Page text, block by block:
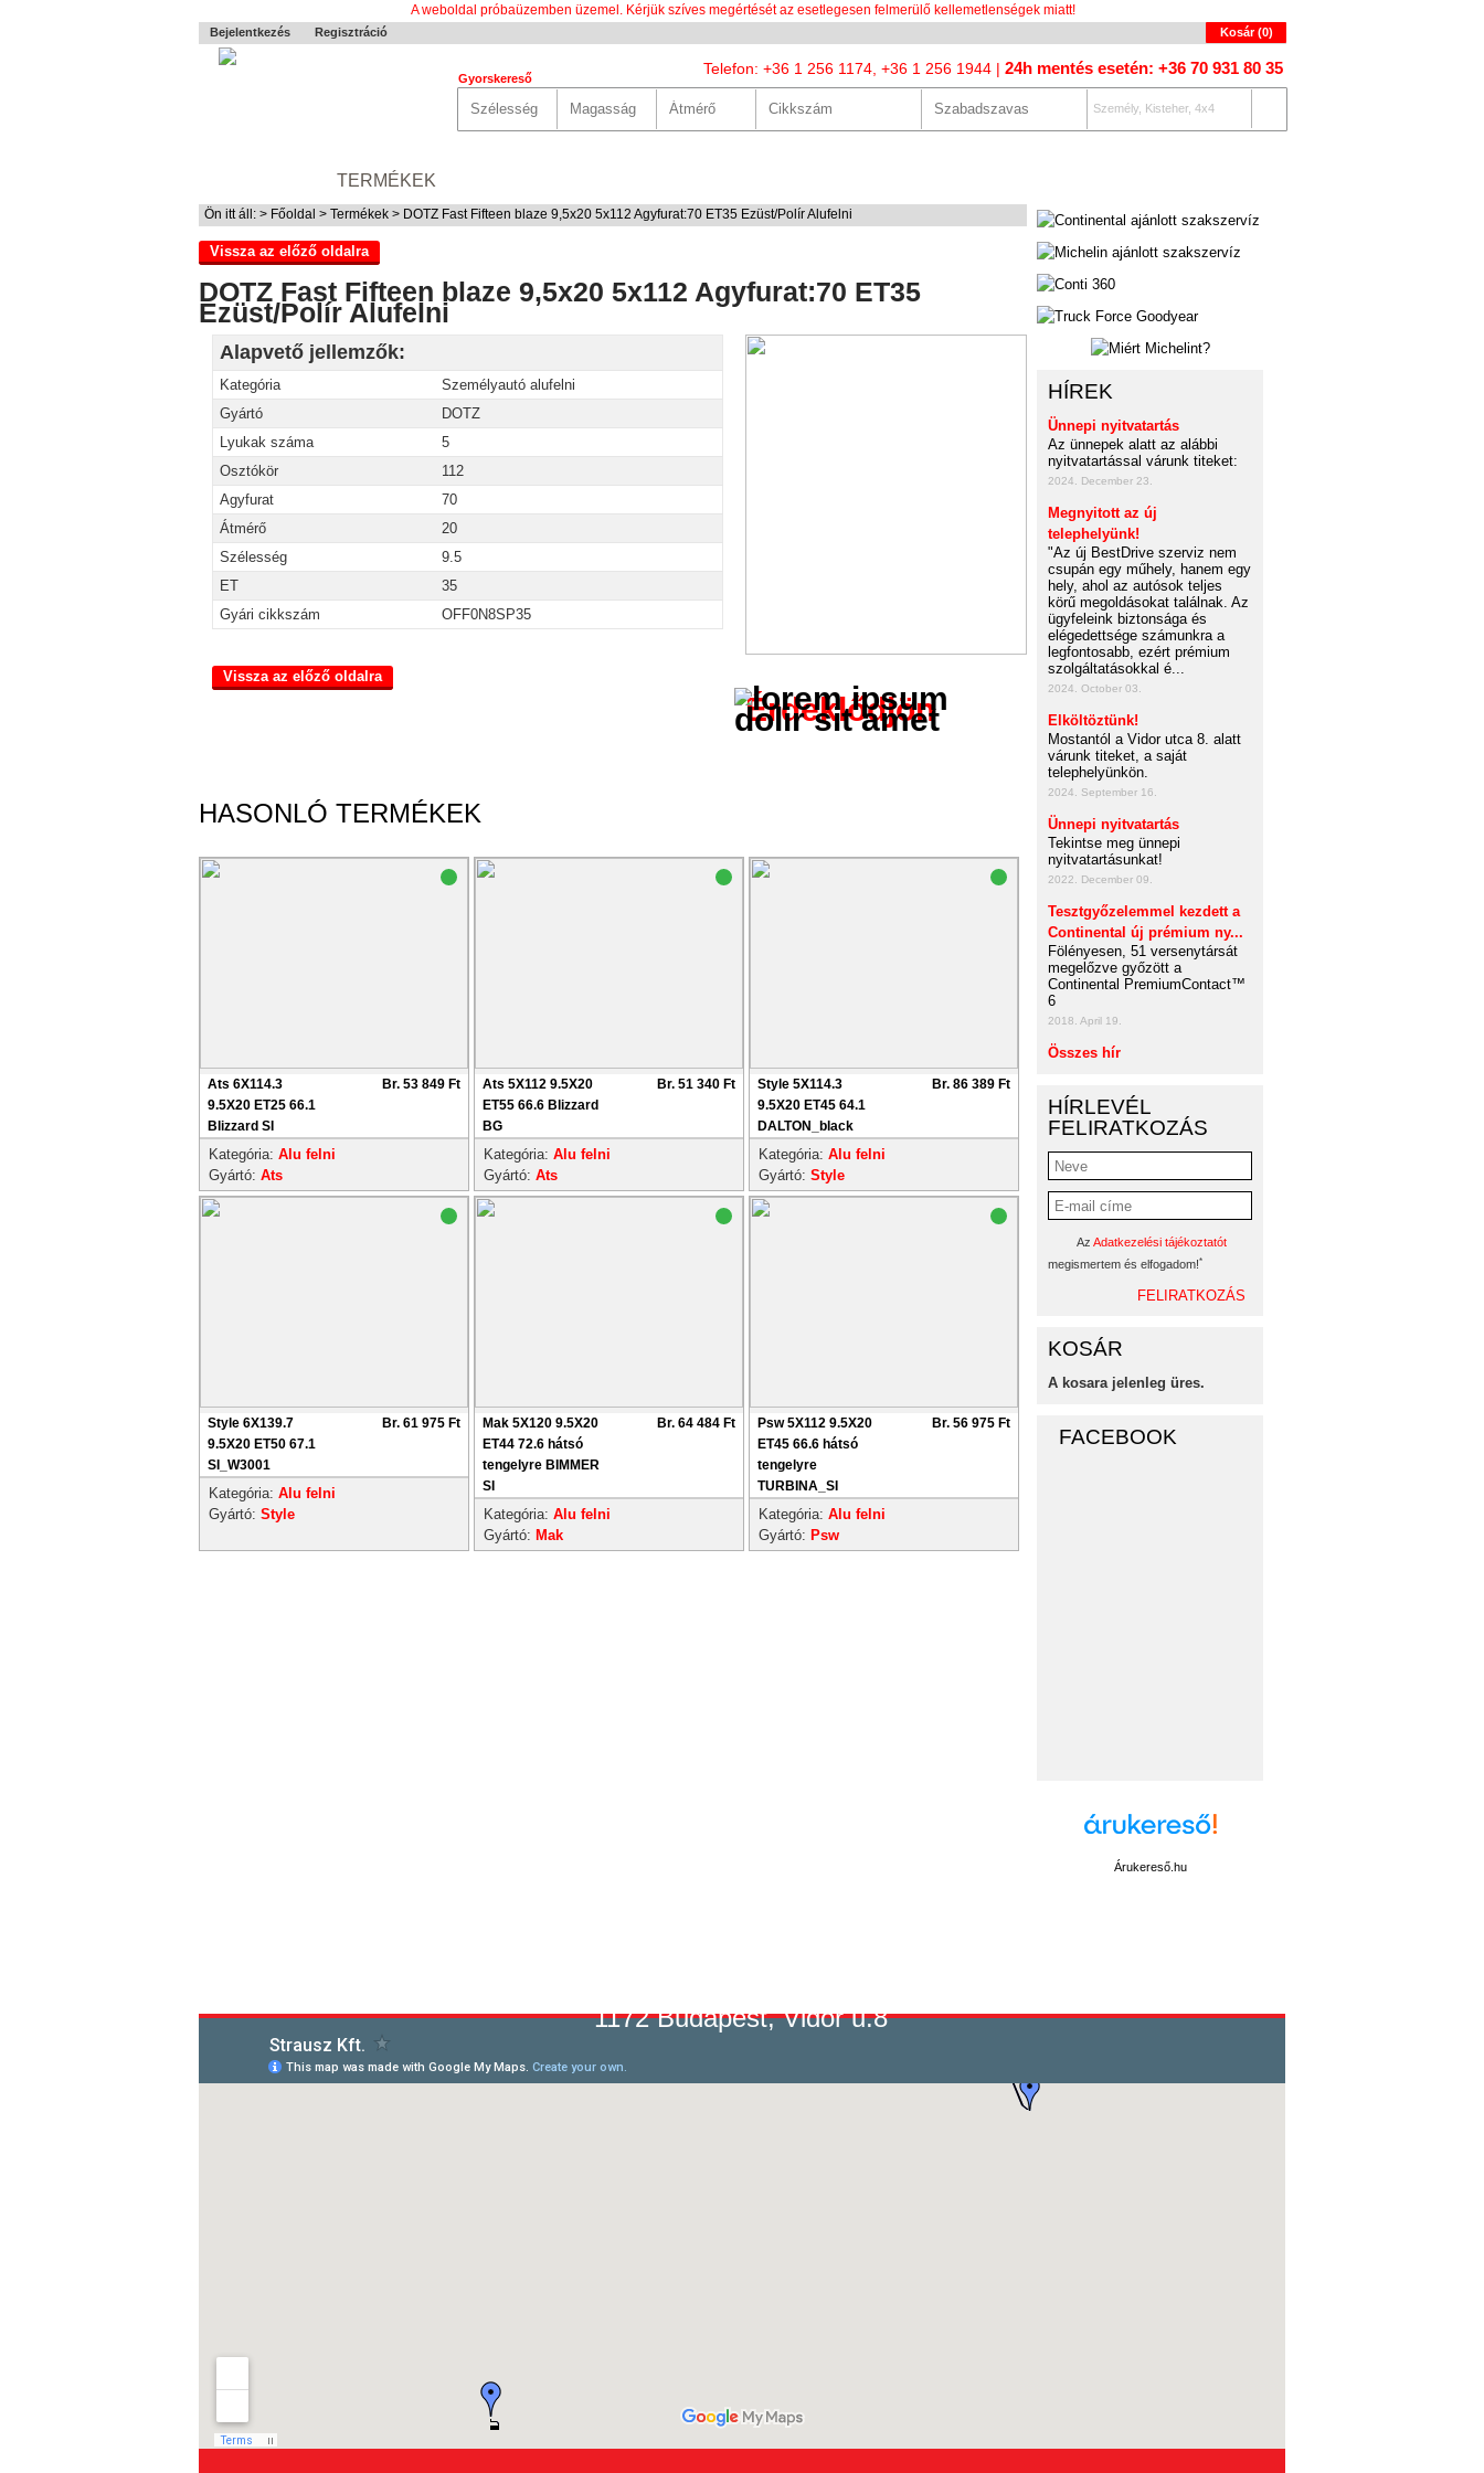
A weboldal próbaüzemben üzemel. Kérjük szíves megértését az esetlegesen felmerülő kellemetlenségek miatt!
Bejelentkezés Regisztráció Kosár (0)
Telefon: +36 1 256 1174, +36 1 256 1944 | 24h mentés esetén: +36 70 931 80 35
Gyorskereső
Személy, Kisteher, 4x4
TERMÉKEK
Ön itt áll: > Főoldal > Termékek > DOTZ Fast Fifteen blaze 9,5x20 5x112 Agyfurat:70 ET35 Ezüst/Polír Alufelni
Vissza az előző oldalra
DOTZ Fast Fifteen blaze 9,5x20 5x112 Agyfurat:70 ET35
Ezüst/Polír Alufelni
Alapvető jellemzők:
Kategória
Személyautó alufelni
Gyártó
DOTZ
Lyukak száma
5
Osztókör
112
Agyfurat
70
Átmérő
20
Szélesség
9.5
ET
35
Gyári cikkszám
OFF0N8SP35
Vissza az előző oldalra
Érdeklődjön
HASONLÓ TERMÉKEK
Ats 6X114.3
9.5X20 ET25 66.1
Blizzard SI
Br. 53 849 Ft
Kategória: Alu felni
Gyártó: Ats
Ats 5X112 9.5X20
ET55 66.6 Blizzard
BG
Br. 51 340 Ft
Kategória: Alu felni
Gyártó: Ats
Style 5X114.3
9.5X20 ET45 64.1
DALTON_black
Br. 86 389 Ft
Kategória: Alu felni
Gyártó: Style
Style 6X139.7
9.5X20 ET50 67.1
SI_W3001
Br. 61 975 Ft
Kategória: Alu felni
Gyártó: Style
Mak 5X120 9.5X20
ET44 72.6 hátsó
tengelyre BIMMER
SI
Br. 64 484 Ft
Kategória: Alu felni
Gyártó: Mak
Psw 5X112 9.5X20
ET45 66.6 hátsó
tengelyre
TURBINA_SI
Br. 56 975 Ft
Kategória: Alu felni
Gyártó: Psw
HÍREK
Ünnepi nyitvatartás
Az ünnepek alatt az alábbi
nyitvatartással várunk titeket:
2024. December 23.
Megnyitott az új
telephelyünk!
"Az új BestDrive szerviz nem
csupán egy műhely, hanem egy
hely, ahol az autósok teljes
körű megoldásokat találnak. Az
ügyfeleink biztonsága és
elégedettsége számunkra a
legfontosabb, ezért prémium
szolgáltatásokkal é...
2024. October 03.
Elköltöztünk!
Mostantól a Vidor utca 8. alatt
várunk titeket, a saját
telephelyünkön.
2024. September 16.
Ünnepi nyitvatartás
Tekintse meg ünnepi
nyitvatartásunkat!
2022. December 09.
Tesztgyőzelemmel kezdett a
Continental új prémium ny...
Fölényesen, 51 versenytársát
megelőzve győzött a
Continental PremiumContact™
6
2018. April 19.
Összes hír
HÍRLEVÉL
FELIRATKOZÁS
Az Adatkezelési tájékoztatót
megismertem és elfogadom!*
KOSÁR
A kosara jelenleg üres.
FACEBOOK
Árukereső.hu
1172 Budapest, Vidor u.8